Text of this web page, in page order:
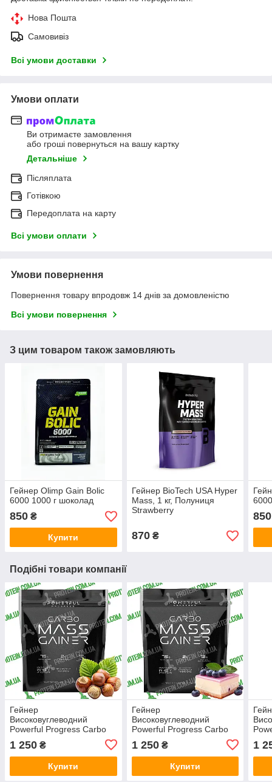
Нова Пошта
Самовивіз
Всі умови доставки
Умови оплати
Ви отримаєте замовлення
або гроші повернуться на вашу картку
Детальніше
Післяплата
Готівкою
Передоплата на карту
Всі умови оплати
Умови повернення
Повернення товару впродовж 14 днів за домовленістю
Всі умови повернення
З цим товаром також замовляють
Гейнер Olimp Gain Bolic
6000 1000 г шоколад
850 ₴
Купити
Гейнер BioTech USA Hyper
Mass, 1 кг, Полуниця
Strawberry
870₴
850
Подібні товари компанії
Гейнер
Високовуглеводний
Powerful Progress Carbo
Hazelnut Лісовий Горіх
1 250 ₴
Купити
Гейнер
Високовуглеводний
Powerful Progress Carbo
Blueberry Cheesecake
Чорничний Чізкейк
1 250₴
Купити
1